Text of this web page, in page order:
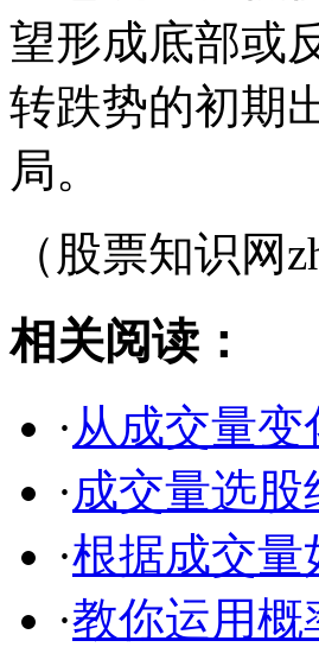
望形成底部或
转跌势的初期
局。
（股票知识网
相关阅读：
·从成交量
·成交量选股
·根据成交量
·教你运用概